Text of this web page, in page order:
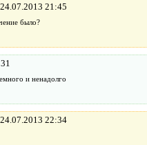
24.07.2013 21:45
было?
и ненадолго
24.07.2013 22:34